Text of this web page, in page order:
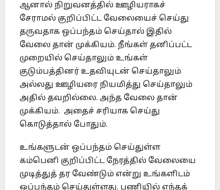
ஆனால் நிறுவனத்தில் ஊழியராகச்
சேராமல் குறிப்பிட்ட வேலையைச் செய்து
தருவதாக ஒப்பந்தம் செய்தால் இதில்
வேலை தான் முக்கியம். நீங்கள் தனிப்பட்ட
முறையில் செய்தாலும் உங்கள்
குடும்பத்தினர் உதவியுடன் செய்தாலும்
அல்லது ஊழியரை நியமித்து செய்தாலும்
அதில் தவறில்லை. அந்த வேலை தான்
முக்கியம். அதைச் சரியாக செய்து
கொடுத்தால் போதும்.
உங்களுடன் ஒப்பந்தம் செய்துள்ள
கம்பெனி குறிப்பிட்ட நேரத்தில் வேலையை
முடித்துத் தர வேண்டும் என்று உங்களிடம்
ஒப்பந்தம் செய்துள்ளது. பணியில் எந்தக்